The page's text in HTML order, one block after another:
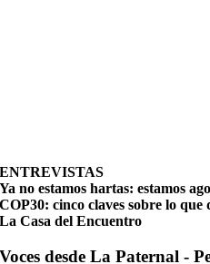
ENTREVISTAS
Ya no estamos hartas: estamos
COP30: cinco claves sobre lo que
La Casa del Encuentro
Voces desde La Paternal -